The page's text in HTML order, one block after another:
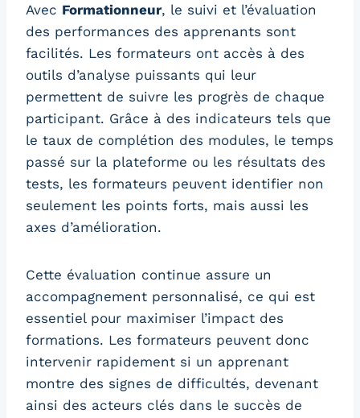
Avec Formationneur, le suivi et l’évaluation
des performances des apprenants sont
facilités. Les formateurs ont accès à des
outils d’analyse puissants qui leur
permettent de suivre les progrès de chaque
participant. Grâce à des indicateurs tels que
le taux de complétion des modules, le temps
passé sur la plateforme ou les résultats des
tests, les formateurs peuvent identifier non
seulement les points forts, mais aussi les
axes d’amélioration.
Cette évaluation continue assure un
accompagnement personnalisé, ce qui est
essentiel pour maximiser l’impact des
formations. Les formateurs peuvent donc
intervenir rapidement si un apprenant
montre des signes de difficultés, devenant
ainsi des acteurs clés dans le succès de